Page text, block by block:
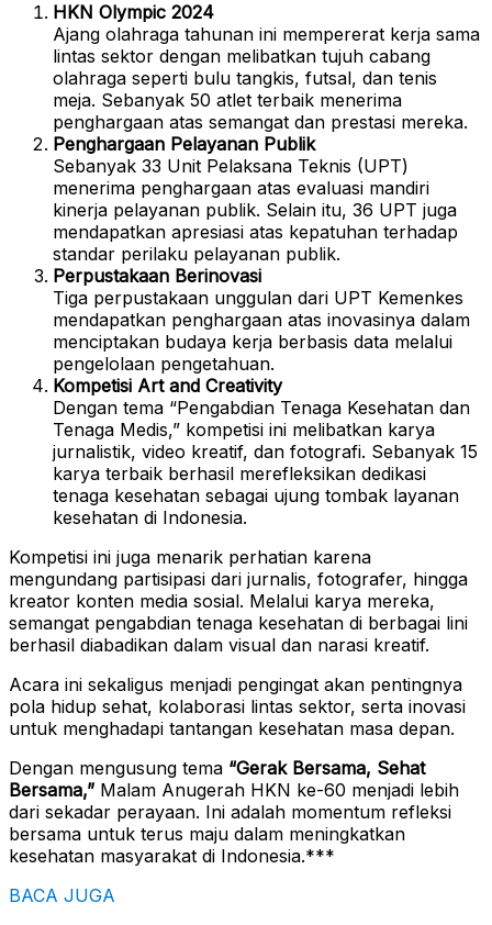
HKN Olympic 2024
Ajang olahraga tahunan ini mempererat kerja sama
lintas sektor dengan melibatkan tujuh cabang
olahraga seperti bulu tangkis, futsal, dan tenis
meja. Sebanyak 50 atlet terbaik menerima
penghargaan atas semangat dan prestasi mereka.
Penghargaan Pelayanan Publik
Sebanyak 33 Unit Pelaksana Teknis (UPT)
menerima penghargaan atas evaluasi mandiri
kinerja pelayanan publik. Selain itu, 36 UPT juga
mendapatkan apresiasi atas kepatuhan terhadap
standar perilaku pelayanan publik.
Perpustakaan Berinovasi
Tiga perpustakaan unggulan dari UPT Kemenkes
mendapatkan penghargaan atas inovasinya dalam
menciptakan budaya kerja berbasis data melalui
pengelolaan pengetahuan.
Kompetisi Art and Creativity
Dengan tema “Pengabdian Tenaga Kesehatan dan
Tenaga Medis,” kompetisi ini melibatkan karya
jurnalistik, video kreatif, dan fotografi. Sebanyak 15
karya terbaik berhasil merefleksikan dedikasi
tenaga kesehatan sebagai ujung tombak layanan
kesehatan di Indonesia.
Kompetisi ini juga menarik perhatian karena
mengundang partisipasi dari jurnalis, fotografer, hingga
kreator konten media sosial. Melalui karya mereka,
semangat pengabdian tenaga kesehatan di berbagai lini
berhasil diabadikan dalam visual dan narasi kreatif.
Acara ini sekaligus menjadi pengingat akan pentingnya
pola hidup sehat, kolaborasi lintas sektor, serta inovasi
untuk menghadapi tantangan kesehatan masa depan.
Dengan mengusung tema “Gerak Bersama, Sehat
Bersama,” Malam Anugerah HKN ke-60 menjadi lebih
dari sekadar perayaan. Ini adalah momentum refleksi
bersama untuk terus maju dalam meningkatkan
kesehatan masyarakat di Indonesia.***
BACA JUGA